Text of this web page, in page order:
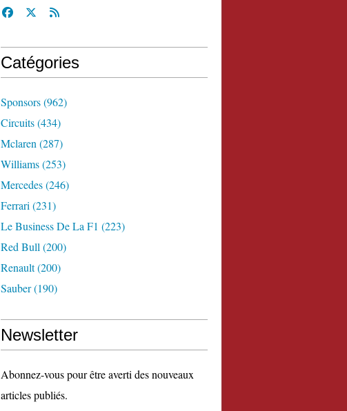
Catégories
Sponsors(962)
Circuits(434)
Mclaren (287)
Williams(253)
Mercedes(246)
Ferrari (231)
Le Business De La F1 (223)
Red Bull (200)
Renault(200)
Sauber(190)
Newsletter
Abonnez-vous pour être averti des nouveaux
articles publiés.